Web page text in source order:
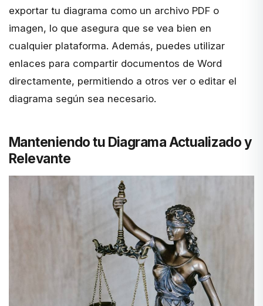
exportar tu diagrama como un archivo PDF o
imagen, lo que asegura que se vea bien en
cualquier plataforma. Además, puedes utilizar
enlaces para compartir documentos de Word
directamente, permitiendo a otros ver o editar el
diagrama según sea necesario.
Manteniendo tu Diagrama Actualizado y
Relevante